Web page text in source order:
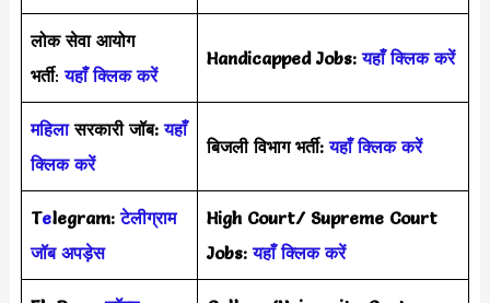
लोक सेवा आयोग
भर्ती:यहाँ क्लिक करें
Handicapped Jobs:यहाँ क्लिक करें
महिलासरकारी जॉब: यहाँ
क्लिक करें
बिजली विभाग भर्ती:यहाँ क्लिक करें
Telegram: टेलीग्राम
जॉब अपड़ेस
High Court/ Supreme Court
Jobs:यहाँ क्लिक करें